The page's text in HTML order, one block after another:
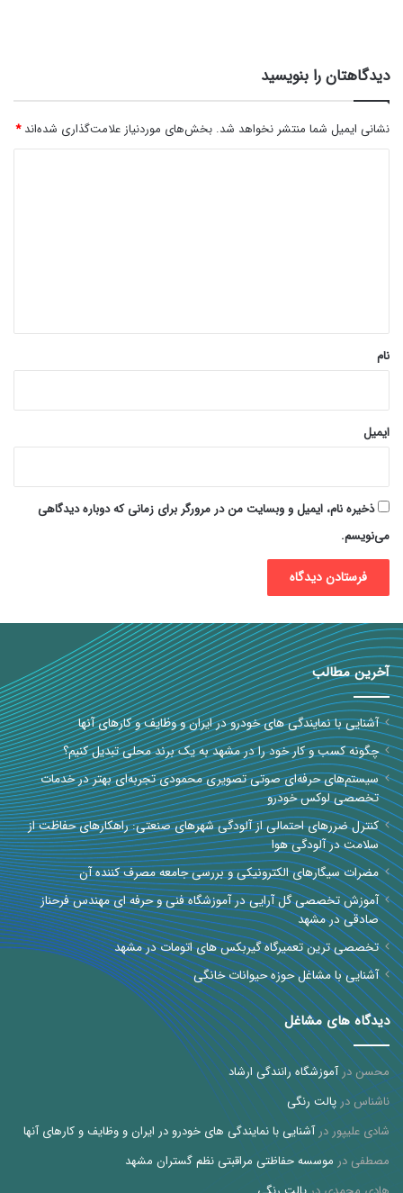
دیدگاهتان را بنویسید
نشانی ایمیل شما منتشر نخواهد شد. بخش‌های موردنیاز علامت‌گذاری شده‌اند*
نام
ایمیل
ذخیره نام، ایمیل و وبسایت من در مرورگر برای زمانی که دوباره دیدگاهی
می‌نویسم.
آخرین مطالب
آشنایی با نمایندگی های خودرو در ایران و وظایف و کارهای آنها
چگونه کسب و کار خود را در مشهد به یک برند محلی تبدیل کنیم؟
سیستم‌های حرفه‌ای صوتی تصویری محمودی تجربه‌ای بهتر در خدمات
تخصصی لوکس خودرو
کنترل ضررهای احتمالی از آلودگی شهرهای صنعتی: راهکارهای حفاظت از
سلامت در آلودگی هوا
مضرات سیگارهای الکترونیکی و بررسی جامعه مصرف کننده آن
آموزش تخصصی گل آرایی در آموزشگاه فنی و حرفه ای مهندس فرحناز
صادقی در مشهد
تخصصی ترین تعمیرگاه گیربکس های اتومات در مشهد
آشنایی با مشاغل حوزه حیوانات خانگی
دیدگاه های مشاغل
محسندرآموزشگاه رانندگی ارشاد
ناشناسدرپالت رنگی
شادی علیپوردرآشنایی با نمایندگی های خودرو در ایران و وظایف و کارهای آنها
مصطفی در موسسه حفاظتی مراقبتی نظم گستران مشهد